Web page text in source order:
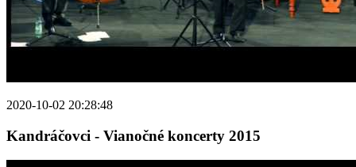
2020-10-02 20:28:48
Kandráčovci - Vianočné koncerty 2015